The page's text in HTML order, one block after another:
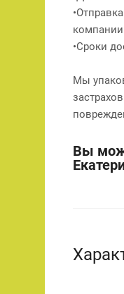
•Сроки
Мы
Вы